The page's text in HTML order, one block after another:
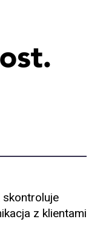
skontroluje
z klientami